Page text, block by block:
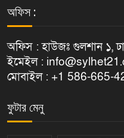
অফিস :
অফিস : হাউজঃ গুলশান ১,
ইমেইল :
মোবাইল : +1 586-665-
ফুটার মেনু